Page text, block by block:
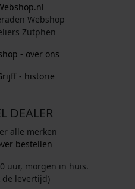
Webshop
Zutphen
- over ons
- historie
DEALER
alle merken
bestellen
uur, morgen in huis.
de levertijd)